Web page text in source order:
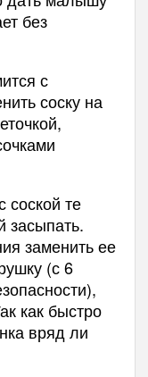
без
с
соску на
соской те
засыпать.
заменить ее
(с 6
как быстро
вряд ли